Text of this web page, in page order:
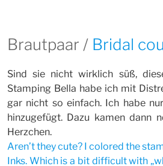
Brautpaar / Bridal
Sind sie nicht wirklich süß,
Stamping Bella habe ich mit
gar nicht so einfach. Ich habe
hinzugefügt. Dazu kamen dann
Herzchen.
Aren’t they cute? I colored the
Inks. Which is a bit difficult with